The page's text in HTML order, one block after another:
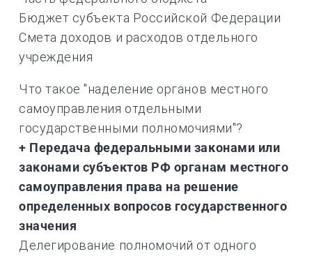
Бюджет субъекта Российской Федерации
Смета доходов и расходов отдельного
учреждения
Что такое "наделение органов местного
самоуправления отдельными
государственными полномочиями"?
+ Передача федеральными законами или
законами субъектов РФ органам местного
самоуправления права на решение
определенных вопросов государственного
значения
Делегирование полномочий от одного